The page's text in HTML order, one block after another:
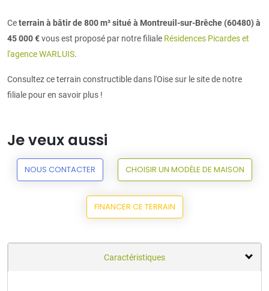
Ceterrain à bâtir de 800 m² situé à Montreuil-sur-Brêche (60480) à
45 000 €vous est proposé par notre filiale Résidences Picardes et
l'agence WARLUIS.
Consultez ce terrain constructible dans l'Oise sur le site de notre
filiale pour en savoir plus !
Je veux aussi
NOUS CONTACTER CHOISIR UN MODÈLE DE MAISON
FINANCER CE TERRAIN
Caractéristiques